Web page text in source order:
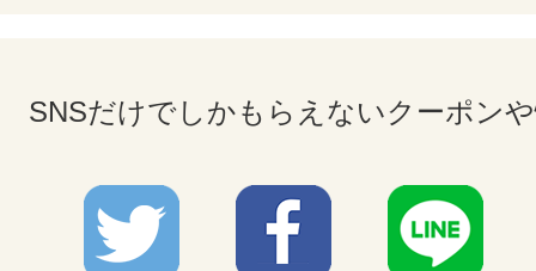
SNSだけでしかもらえないクーポン